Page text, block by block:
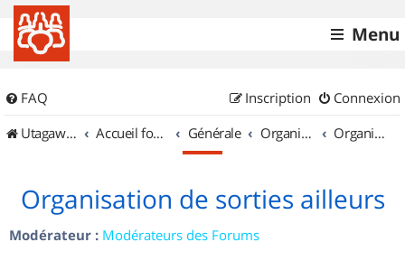
Menu
FAQ Connexion
Inscription
UtagawaVTT (Randos VTT et VTTAE avec traces GPS)
Accueil forum Générale Organisation de sorties & Recherche de partenaires Organisation de sorties ailleurs
Organisation de sorties ailleurs
Modérateur : Modérateurs des Forums